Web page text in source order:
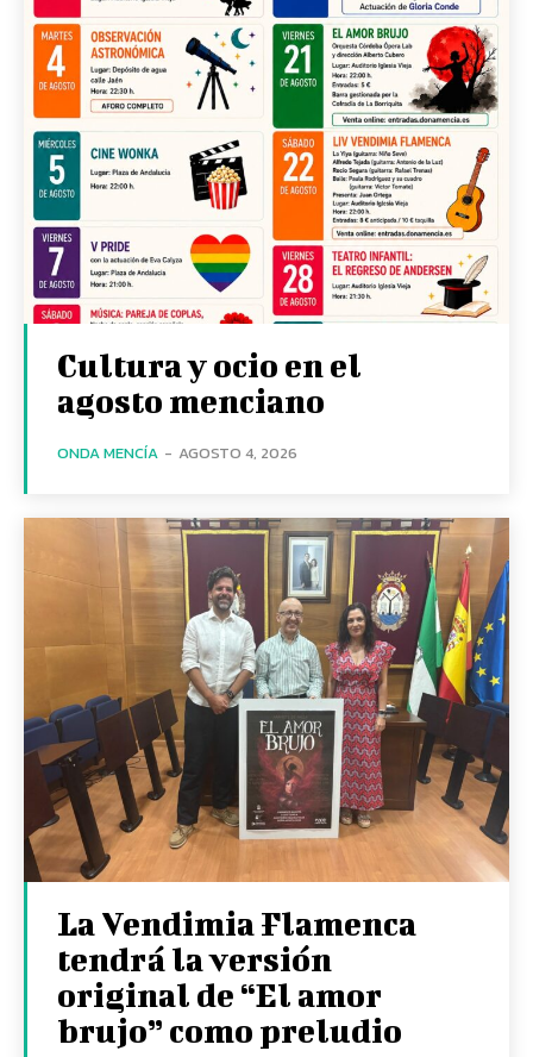
Cultura y ocio en el
agosto menciano
ONDA MENCÍA - AGOSTO 4, 2026
La Vendimia Flamenca
tendrá la versión
original de “El amor
brujo” como preludio